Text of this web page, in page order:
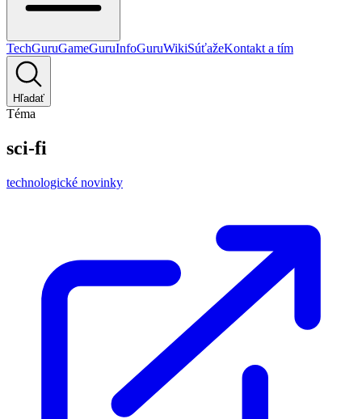
TechGuruGameGuruInfoGuruWikiSúťažeKontakt a tím
Hľadať
Téma
sci-fi
technologické novinky